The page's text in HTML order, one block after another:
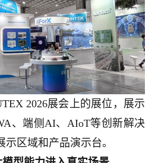
2026展会上的展位，展示
、端侧AI、AIoT等创新解决
区域和产品演示台。